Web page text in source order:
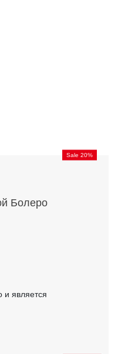
Sale 20%
Болеро
и является